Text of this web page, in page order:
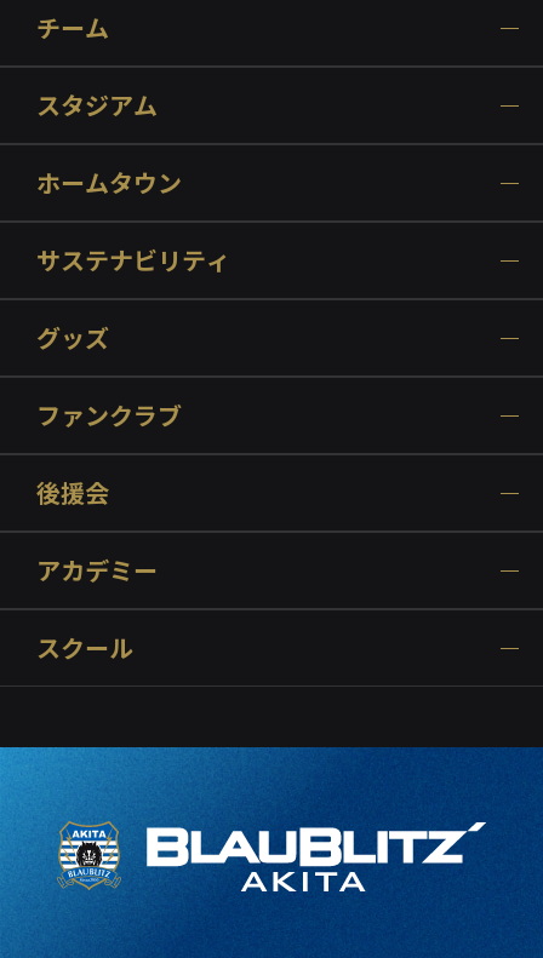
チーム
スタジアム
ホームタウン
サステナビリティ
グッズ
ファンクラブ
後援会
アカデミー
スクール